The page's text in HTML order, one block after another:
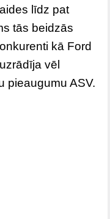
līdz pat
tās beidzās
kā Ford
vēl
pieaugumu ASV.